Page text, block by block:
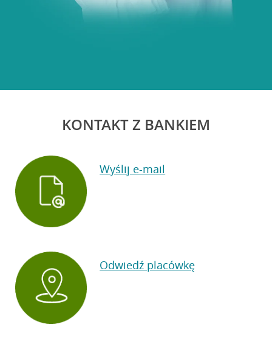
KONTAKT Z BANKIEM
Wyślij e-mail
Odwiedź placówkę